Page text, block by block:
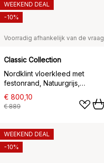
Voorradig afhankelijk van de vraag
Classic Collection
Nordklint vloerkleed met
festonrand, Natuurgrijs,
200x300 cm
€ 800,10
€ 889
WEEKEND DEAL
-10%
WEEKEND DEAL
-10%